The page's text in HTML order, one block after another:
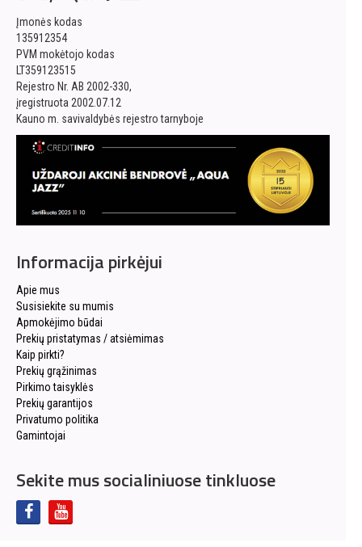
Įmonės kodas
135912354
PVM mokėtojo kodas
LT359123515
Rejestro Nr. AB 2002-330,
įregistruota 2002.07.12
Kauno m. savivaldybės rejestro tarnyboje
Informacija pirkėjui
Apie mus
Susisiekite su mumis
Apmokėjimo būdai
Prekių pristatymas / atsiėmimas
Kaip pirkti?
Prekių grąžinimas
Pirkimo taisyklės
Prekių garantijos
Privatumo politika
Gamintojai
Sekite mus socialiniuose tinkluose